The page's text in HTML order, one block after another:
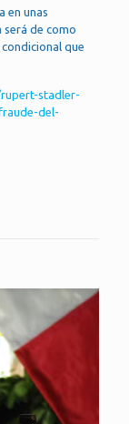
en unas
será de como
que
stadler-
del-